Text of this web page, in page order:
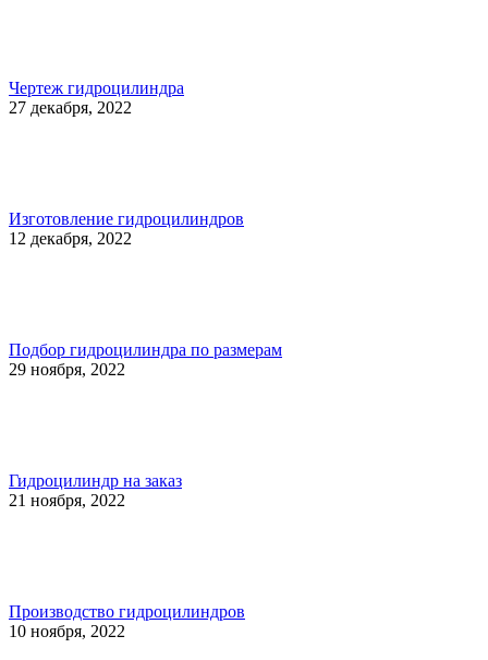
Чертеж гидроцилиндра
27 декабря, 2022
Изготовление гидроцилиндров
12 декабря, 2022
Подбор гидроцилиндра по размерам
29 ноября, 2022
Гидроцилиндр на заказ
21 ноября, 2022
Производство гидроцилиндров
10 ноября, 2022